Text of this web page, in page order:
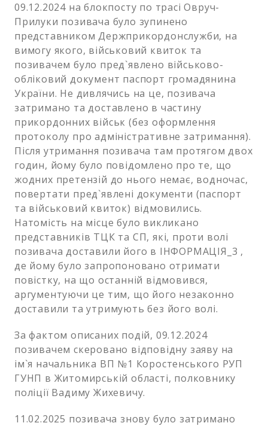
09.12.2024 на блокпосту по трасі Овруч-
Прилуки позивача було зупинено
представником Держприкордонслужби, на
вимогу якого, військовий квиток та
позивачем було пред`явлено військово-
обліковий документ паспорт громадянина
України. Не дивлячись на це, позивача
затримано та доставлено в частину
прикордонних військ (без оформлення
протоколу про адміністративне затримання).
Після утримання позивача там протягом двох
годин, йому було повідомлено про те, що
жодних претензій до нього немає, водночас,
повертати пред`явлені документи (паспорт
та військовий квиток) відмовились.
Натомість на місце було викликано
представників ТЦК та СП, які, проти волі
позивача доставили його в ІНФОРМАЦІЯ_3 ,
де йому було запропоновано отримати
повістку, на що останній відмовився,
аргументуючи це тим, що його незаконно
доставили та утримують без його волі.
За фактом описаних подій, 09.12.2024
позивачем скеровано відповідну заяву на
ім`я начальника ВП №1 Коростенського РУП
ГУНП в Житомирській області, полковнику
поліції Вадиму Жихевичу.
11.02.2025 позивача знову було затримано